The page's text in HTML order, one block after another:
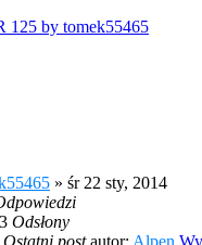
125 by tomek55465
» śr 22 sty, 2014
Odsłony
Ostatni postautor: Alpen